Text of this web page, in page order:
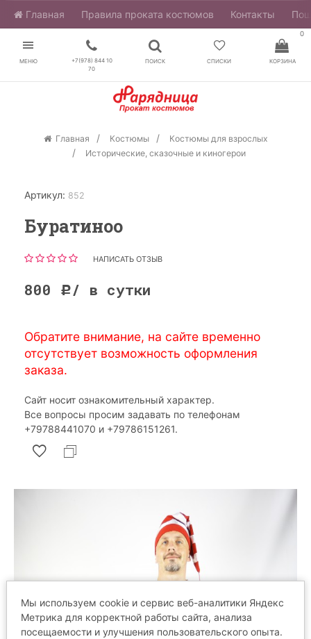
Главная ​Правила проката костюмов Контакты
МЕНЮ
+7(978) 844 10
70
ПОИСК СПИСКИ
0
КОРЗИНА
Главная Костюмы
Костюмы для взрослых
Исторические, сказочные и киногерои
Артикул: 852
Буратиноо
НАПИСАТЬ ОТЗЫВ
800 Р / в сутки
Обратите внимание, на сайте временно
отсутствует возможность оформления
заказа.
Сайт носит ознакомительный характер.
Все вопросы просим задавать по телефонам
‎+79788441070 и ‎+79786151261.
Мы используем cookie и сервис веб-аналитики Яндекс
Метрика для корректной работы сайта, анализа
посещаемости и улучшения пользовательского опыта.